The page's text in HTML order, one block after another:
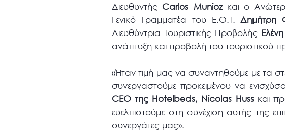
Διευθυντής Carlos Muniozκαι ο
Γενικό Γραμματέα του Ε.Ο.Τ. Δημήτρη
Διευθύντρια Τουριστικής Προβολής
ανάπτυξη και προβολή του τουριστικού
«Ήταν τιμή μας να συναντηθούμε με τα
συνεργαστούμε προκειμένου να
CEO της Hotelbeds, Nicolas Hussκαι
ευελπιστούμε στη συνέχιση αυτής της
συνεργάτες μας».